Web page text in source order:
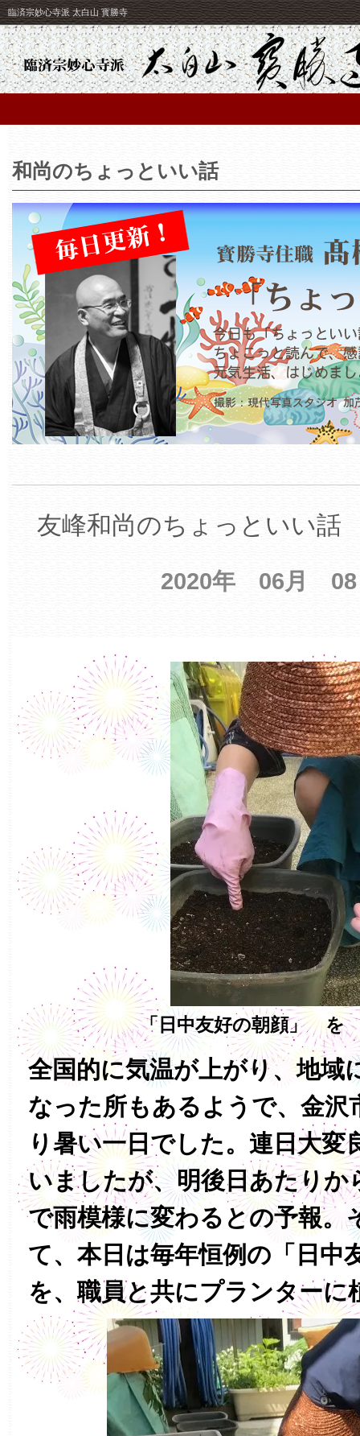
臨済宗妙心寺派 太白山 寳勝寺
和尚のちょっといい話
友峰和尚のちょっといい話
2020年 06月
「日中友好の朝顔」 を
全国的に気温が上がり、地域
なった所もあるようで、金
り暑い一日でした。連日大変
いましたが、明後日あたりか
で雨模様に変わるとの予報。
て、本日は毎年恒例の「日中
を、職員と共にプランターに